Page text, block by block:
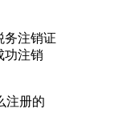
务注销证
功注销
注册的